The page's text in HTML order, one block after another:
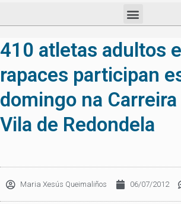
410 atletas adultos
rapaces participan
domingo na
Vila de Redondela
Maria Xesús Queimaliños 06/07/2012